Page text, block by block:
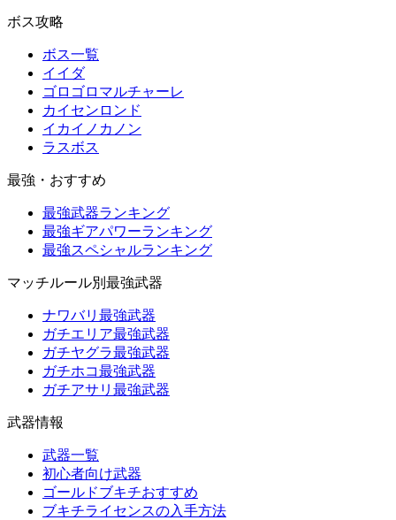
ボス攻略
ボス一覧
イイダ
ゴロゴロマルチャーレ
カイセンロンド
イカイノカノン
ラスボス
最強・おすすめ
最強武器ランキング
最強ギアパワーランキング
最強スペシャルランキング
マッチルール別最強武器
ナワバリ最強武器
ガチエリア最強武器
ガチヤグラ最強武器
ガチホコ最強武器
ガチアサリ最強武器
武器情報
武器一覧
初心者向け武器
ゴールドブキチおすすめ
ブキチライセンスの入手方法